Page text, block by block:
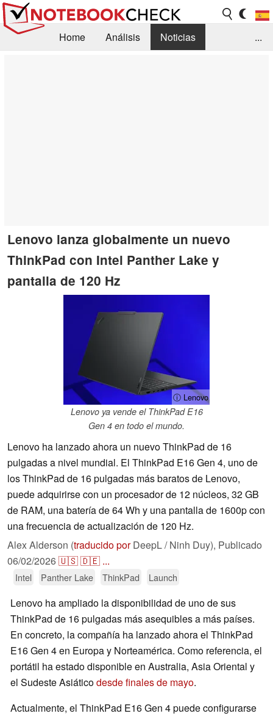
Home Análisis
Noticias
...
Lenovo lanza globalmente un nuevo
ThinkPad con Intel Panther Lake y
pantalla de 120 Hz
ⓘ Lenovo
Lenovo ya vende el ThinkPad E16
Gen 4 en todo el mundo.
Lenovo ha lanzado ahora un nuevo ThinkPad de 16
pulgadas a nivel mundial. El ThinkPad E16 Gen 4, uno de
los ThinkPad de 16 pulgadas más baratos de Lenovo,
puede adquirirse con un procesador de 12 núcleos, 32 GB
de RAM, una batería de 64 Wh y una pantalla de 1600p con
una frecuencia de actualización de 120 Hz.
Alex Alderson (traducido porDeepL / Ninh Duy), Publicado
06/02/2026🇺🇸🇩🇪 ...
Intel Panther Lake ThinkPad Launch
Lenovo ha ampliado la disponibilidad de uno de sus
ThinkPad de 16 pulgadas más asequibles a más países.
En concreto, la compañía ha lanzado ahora el ThinkPad
E16 Gen 4 en Europa y Norteamérica. Como referencia, el
portátil ha estado disponible en Australia, Asia Oriental y
el Sudeste Asiáticodesde finales de mayo.
Actualmente, el ThinkPad E16 Gen 4 puede configurarse